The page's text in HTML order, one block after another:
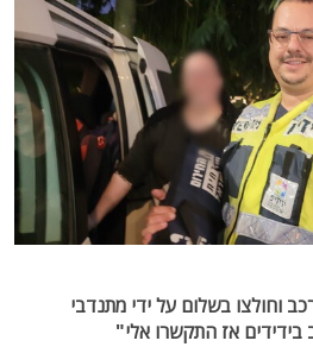
וחולצו בשלום על ידי מתנדבי
בידידים אז התקשרו אלי"